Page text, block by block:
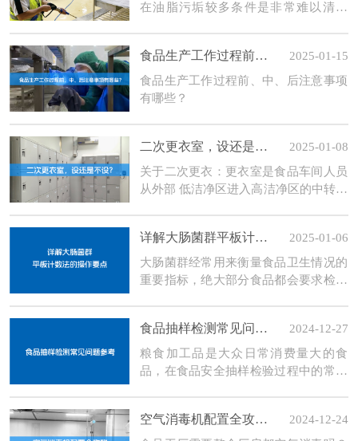
在油脂污垢较多条件是非常难以清洗
食品生产工作过程前、中、后注意事项有哪些？
2025-01-15
食品生产工作过程前、中、后注意事项
有哪些？
二次更衣室，设还是不设？
2025-01-08
关于二次更衣：更衣室是食品车间人员
从外部 低洁净区进入高洁净区的中转区
细则中提及了二次更衣室。
详解大肠菌群平板计数法的操作要点
2025-01-06
大肠菌群经常用来衡量食品卫生情况的
重要指标，绝大部分食品都会要求检测
食品抽样检测常见问题参考
2024-12-27
粮食加工品是大众日常消费量大的食
品，在食品安全抽样检验过程中的常见
空气消毒机配置全攻略：8个问题，一次解决你的所有疑惑!
2024-12-24